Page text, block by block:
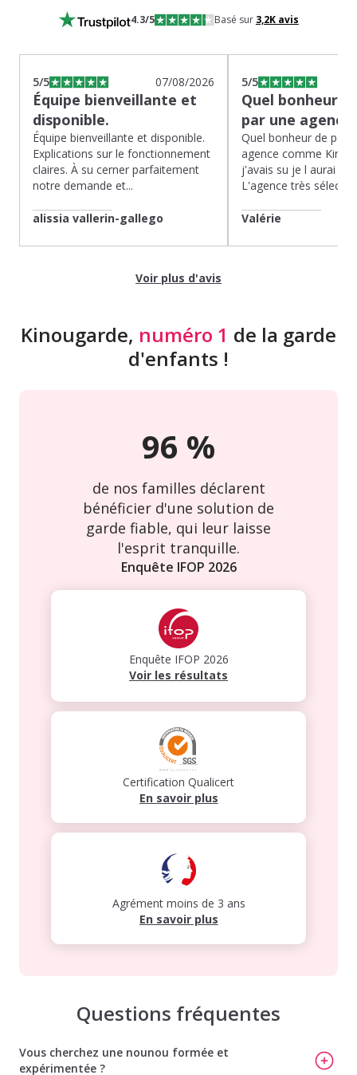
4.3/5 Basé sur 3,2Kavis
5/5 07/08/2026
Équipe bienveillante et
disponible.
Équipe bienveillante et disponible.
Explications sur le fonctionnement
claires. À su cerner parfaitement
notre demande et...
alissia vallerin-gallego
5/5
Quel bonheur
par une
Quel bonheur de
agence comme
j'avais su je l aurai
L'agence très
Valérie
Voir plus d'avis
Kinougarde, numéro 1 de la garde
d'enfants !
96 %
de nos familles déclarent
bénéficier d'une solution de
garde fiable, qui leur laisse
l'esprit tranquille.
Enquête IFOP 2026
Enquête IFOP 2026
Voir les résultats
Certification Qualicert
En savoir plus
Agrément moins de 3 ans
En savoir plus
Questions fréquentes
Vous cherchez une nounou formée et
expérimentée ?